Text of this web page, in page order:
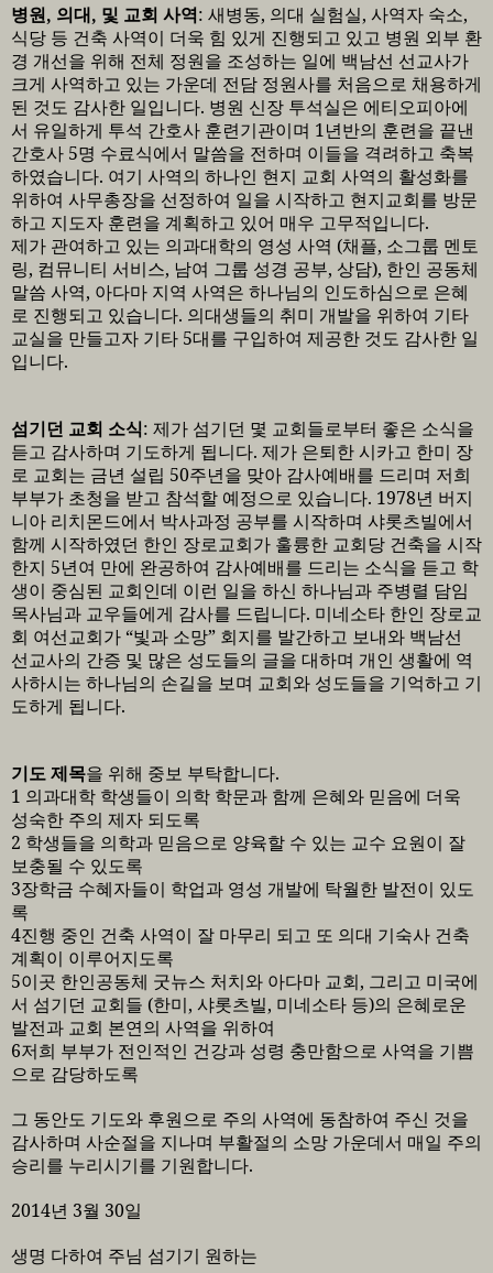
병원, 의대, 및 교회 사역: 새병동, 의대 실험실, 사역자 숙소,
식당 등 건축 사역이 더욱 힘 있게 진행되고 있고 병원 외부 환
경 개선을 위해 전체 정원을 조성하는 일에 백남선 선교사가
크게 사역하고 있는 가운데 전담 정원사를 처음으로 채용하게
된 것도 감사한 일입니다. 병원 신장 투석실은 에티오피아에
서 유일하게 투석 간호사 훈련기관이며 1년반의 훈련을 끝낸
간호사 5명 수료식에서 말씀을 전하며 이들을 격려하고 축복
하였습니다. 여기 사역의 하나인 현지 교회 사역의 활성화를
위하여 사무총장을 선정하여 일을 시작하고 현지교회를 방문
하고 지도자 훈련을 계획하고 있어 매우 고무적입니다.
제가 관여하고 있는 의과대학의 영성 사역 (채플, 소그룹 멘토
링, 컴뮤니티 서비스, 남여 그룹 성경 공부, 상담), 한인 공동체
말씀 사역, 아다마 지역 사역은 하나님의 인도하심으로 은혜
로 진행되고 있습니다. 의대생들의 취미 개발을 위하여 기타
교실을 만들고자 기타 5대를 구입하여 제공한 것도 감사한 일
입니다.
섬기던 교회 소식: 제가 섬기던 몇 교회들로부터 좋은 소식을
듣고 감사하며 기도하게 됩니다. 제가 은퇴한 시카고 한미 장
로 교회는 금년 설립 50주년을 맞아 감사예배를 드리며 저희
부부가 초청을 받고 참석할 예정으로 있습니다. 1978년 버지
니아 리치몬드에서 박사과정 공부를 시작하며 샤롯츠빌에서
함께 시작하였던 한인 장로교회가 훌륭한 교회당 건축을 시작
한지 5년여 만에 완공하여 감사예배를 드리는 소식을 듣고 학
생이 중심된 교회인데 이런 일을 하신 하나님과 주병렬 담임
목사님과 교우들에게 감사를 드립니다. 미네소타 한인 장로교
회 여선교회가 “빛과 소망” 회지를 발간하고 보내와 백남선
선교사의 간증 및 많은 성도들의 글을 대하며 개인 생활에 역
사하시는 하나님의 손길을 보며 교회와 성도들을 기억하고 기
도하게 됩니다.
기도 제목을 위해 중보 부탁합니다.
1 의과대학 학생들이 의학 학문과 함께 은혜와 믿음에 더욱
성숙한 주의 제자 되도록
2 학생들을 의학과 믿음으로 양육할 수 있는 교수 요원이 잘
보충될 수 있도록
3장학금 수혜자들이 학업과 영성 개발에 탁월한 발전이 있도
록
4진행 중인 건축 사역이 잘 마무리 되고 또 의대 기숙사 건축
계획이 이루어지도록
5이곳 한인공동체 굿뉴스 처치와 아다마 교회, 그리고 미국에
서 섬기던 교회들 (한미, 샤롯츠빌, 미네소타 등)의 은혜로운
발전과 교회 본연의 사역을 위하여
6저희 부부가 전인적인 건강과 성령 충만함으로 사역을 기쁨
으로 감당하도록
그 동안도 기도와 후원으로 주의 사역에 동참하여 주신 것을
감사하며 사순절을 지나며 부활절의 소망 가운데서 매일 주의
승리를 누리시기를 기원합니다.
2014년 3월 30일
생명 다하여 주님 섬기기 원하는